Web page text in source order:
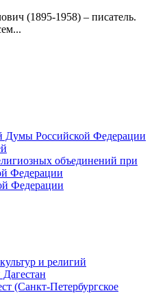
(1895-1958) – писатель.
Думы Российской Федерации
объединений при
Федерации
Федерации
и религий
(Санкт-Петербургское